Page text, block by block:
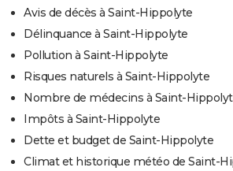
Avis de décès à Saint-Hippolyte
Délinquance à Saint-Hippolyte
Pollution à Saint-Hippolyte
Risques naturels à Saint-Hippolyte
Nombre de médecins à Saint-
Impôts à Saint-Hippolyte
Dette et budget de Saint-Hippolyte
Climat et historique météo de Saint-